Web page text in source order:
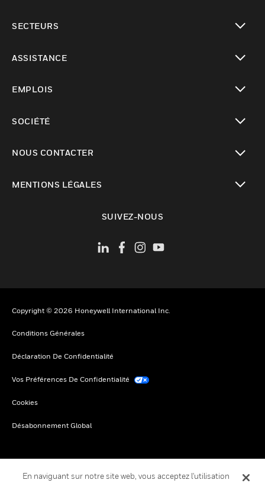
SECTEURS
ASSISTANCE
EMPLOIS
SOCIÉTÉ
NOUS CONTACTER
MENTIONS LÉGALES
SUIVEZ-NOUS
Copyright © 2026 Honeywell International Inc.
Conditions Générales
Déclaration De Confidentialité
Vos Préférences De Confidentialité
Cookies
Désabonnement Global
En naviguant sur notre site web, vous acceptez l'utilisation